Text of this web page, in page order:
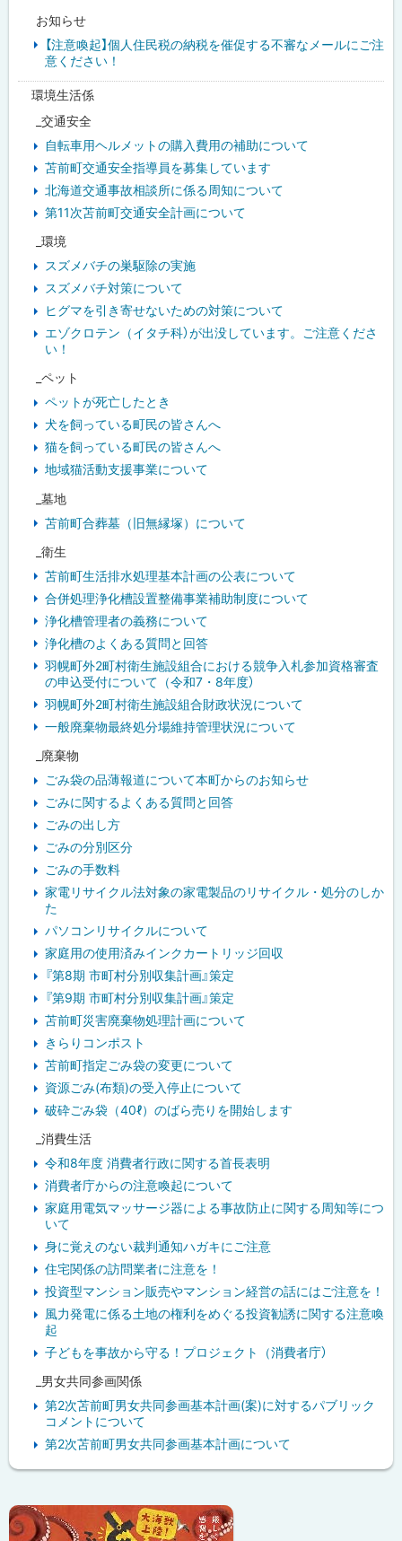
お知らせ
【注意喚起】個人住民税の納税を催促する不審なメールにご注
意ください！
環境生活係
_交通安全
自転車用ヘルメットの購入費用の補助について
苫前町交通安全指導員を募集しています
北海道交通事故相談所に係る周知について
第11次苫前町交通安全計画について
_環境
スズメバチの巣駆除の実施
スズメバチ対策について
ヒグマを引き寄せないための対策について
エゾクロテン（イタチ科）が出没しています。ご注意くださ
い！
_ペット
ペットが死亡したとき
犬を飼っている町民の皆さんへ
猫を飼っている町民の皆さんへ
地域猫活動支援事業について
_墓地
苫前町合葬墓（旧無縁塚）について
_衛生
苫前町生活排水処理基本計画の公表について
合併処理浄化槽設置整備事業補助制度について
浄化槽管理者の義務について
浄化槽のよくある質問と回答
羽幌町外2町村衛生施設組合における競争入札参加資格審査
の申込受付について（令和7・8年度）
羽幌町外2町村衛生施設組合財政状況について
一般廃棄物最終処分場維持管理状況について
_廃棄物
ごみ袋の品薄報道について本町からのお知らせ
ごみに関するよくある質問と回答
ごみの出し方
ごみの分別区分
ごみの手数料
家電リサイクル法対象の家電製品のリサイクル・処分のしか
た
パソコンリサイクルについて
家庭用の使用済みインクカートリッジ回収
『第8期 市町村分別収集計画』策定
『第9期 市町村分別収集計画』策定
苫前町災害廃棄物処理計画について
きらりコンポスト
苫前町指定ごみ袋の変更について
資源ごみ(布類)の受入停止について
破砕ごみ袋（40ℓ）のばら売りを開始します
_消費生活
令和8年度 消費者行政に関する首長表明
消費者庁からの注意喚起について
家庭用電気マッサージ器による事故防止に関する周知等につ
いて
身に覚えのない裁判通知ハガキにご注意
住宅関係の訪問業者に注意を！
投資型マンション販売やマンション経営の話にはご注意を！
風力発電に係る土地の権利をめぐる投資勧誘に関する注意喚
起
子どもを事故から守る！プロジェクト（消費者庁）
_男女共同参画関係
第2次苫前町男女共同参画基本計画(案)に対するパブリック
コメントについて
第2次苫前町男女共同参画基本計画について
ッ